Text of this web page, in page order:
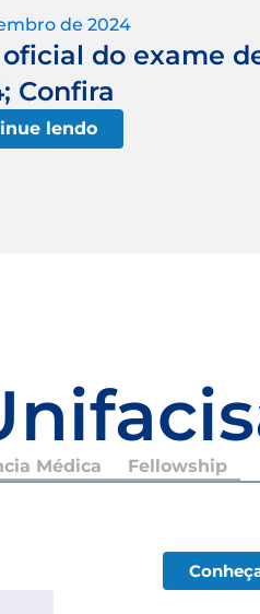
de 2024
do exame
Confira
lendo
Médica Fellowship